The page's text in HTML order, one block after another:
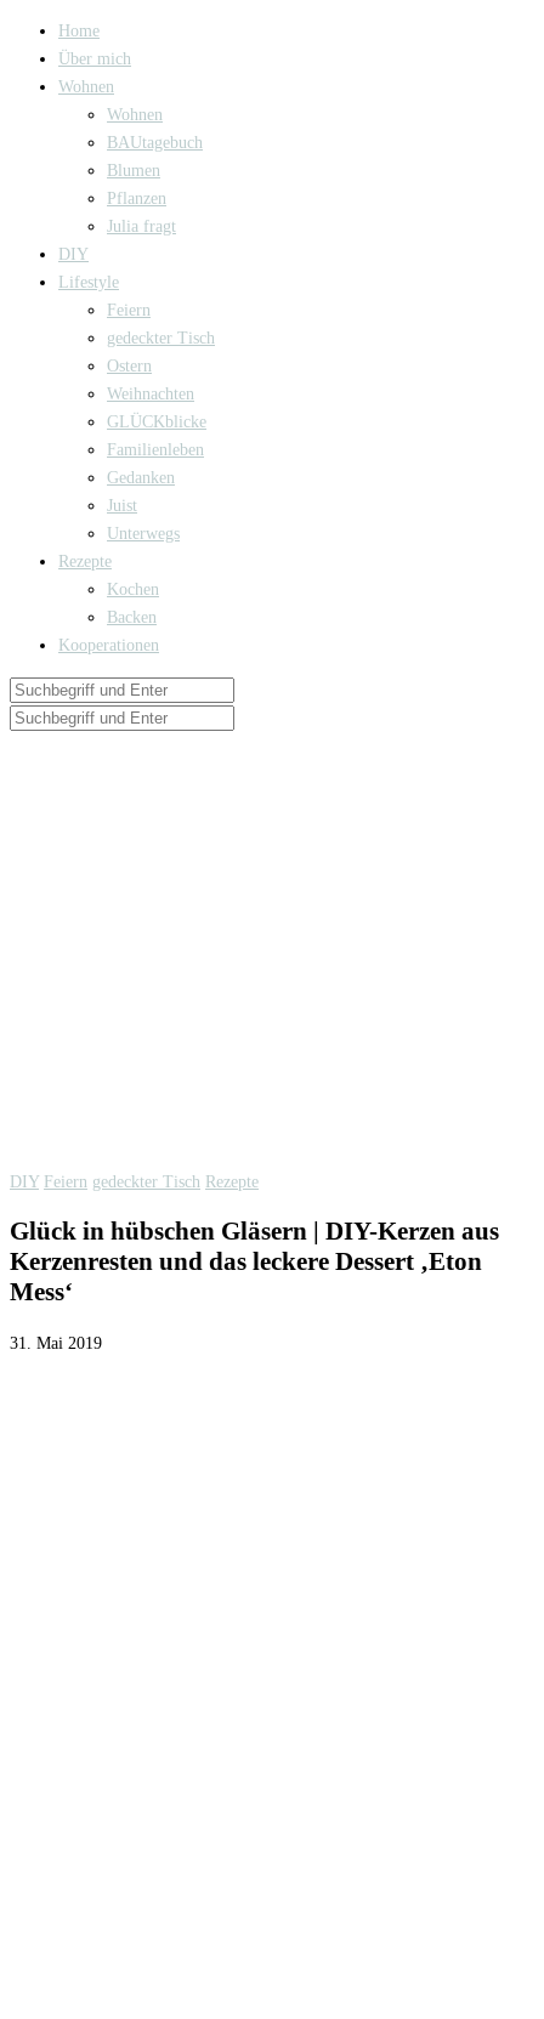
Home
Über mich
Wohnen
Wohnen
BAUtagebuch
Blumen
Pflanzen
Julia fragt
DIY
Lifestyle
Feiern
gedeckter Tisch
Ostern
Weihnachten
GLÜCKblicke
Familienleben
Gedanken
Juist
Unterwegs
Rezepte
Kochen
Backen
Kooperationen
DIY Feiern gedeckter Tisch Rezepte
Glück in hübschen Gläsern | DIY-Kerzen aus
Kerzenresten und das leckere Dessert ‚Eton
Mess‘
31. Mai 2019